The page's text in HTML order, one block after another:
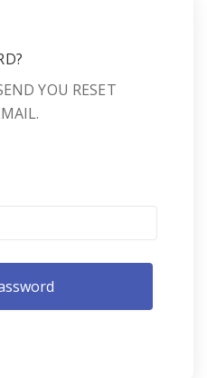
YOU RESET